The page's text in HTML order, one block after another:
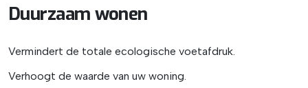
Duurzaam wonen
Vermindert de totale ecologische voetafdruk.
Verhoogt de waarde van uw woning.